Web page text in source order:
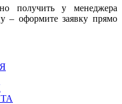
получить у менеджера
– оформите заявку прямо